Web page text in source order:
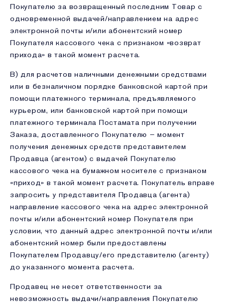
Покупателю за возвращенный последним Товар с
одновременной выдачей/направлением на адрес
электронной почты и/или абонентский номер
Покупателя кассового чека с признаком «возврат
прихода» в такой момент расчета.
В) для расчетов наличными денежными средствами
или в безналичном порядке банковской картой при
помощи платежного терминала, предъявляемого
курьером, или банковской картой при помощи
платежного терминала Постамата при получении
Заказа, доставленного Покупателю – момент
получения денежных средств представителем
Продавца (агентом) с выдачей Покупателю
кассового чека на бумажном носителе с признаком
«приход» в такой момент расчета. Покупатель вправе
запросить у представителя Продавца (агента)
направление кассового чека на адрес электронной
почты и/или абонентский номер Покупателя при
условии, что данный адрес электронной почты и/или
абонентский номер были предоставлены
Покупателем Продавцу/его представителю (агенту)
до указанного момента расчета.
Продавец не несет ответственности за
невозможность выдачи/направления Покупателю